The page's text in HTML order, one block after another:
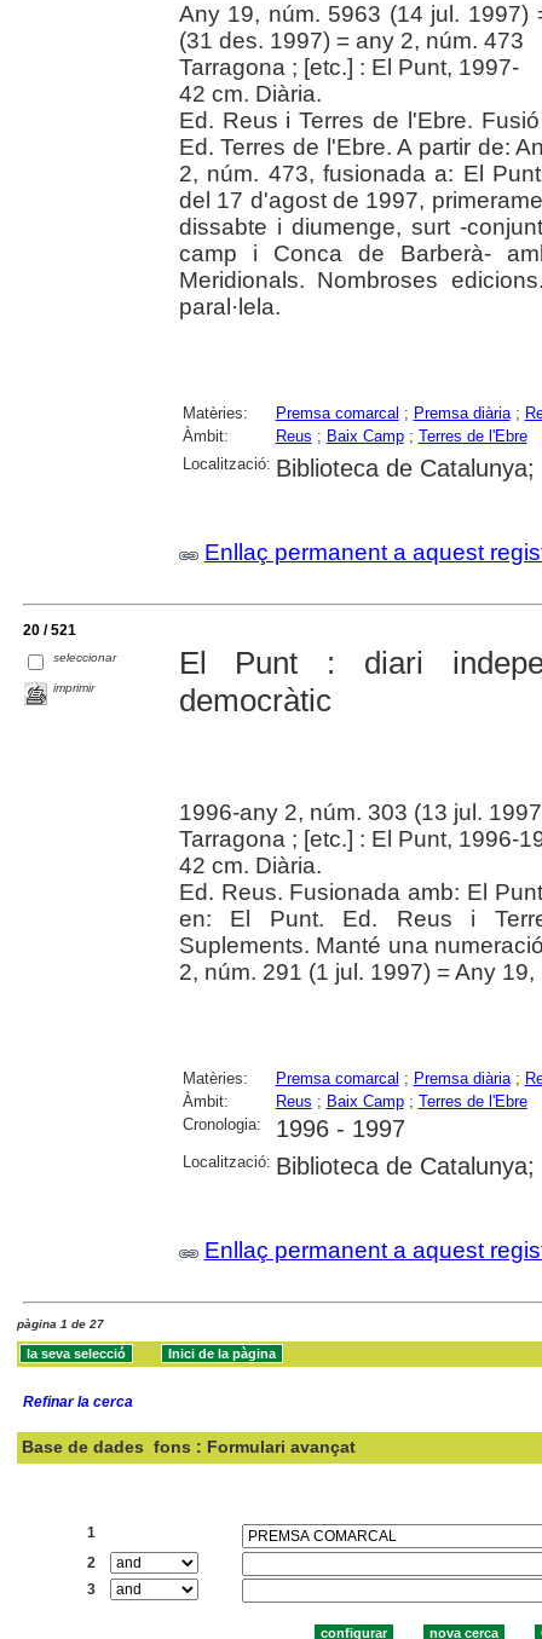
Any 19, núm. 5963 (14 jul. 1997)
(31 des. 1997) = any 2, núm. 473
Tarragona ; [etc.] : El Punt, 1997-
42 cm. Diària.
Ed. Reus i Terres de l'Ebre.
Ed. Terres de l'Ebre. A partir de:
2, núm. 473, fusionada a: El
del 17 d'agost de 1997,
dissabte i diumenge, surt -
camp i Conca de Barberà-
Meridionals. Nombroses
paral·lela.
Matèries: Premsa comarcal ; Premsa diària;
Àmbit:
Reus ; Baix Camp; Terres de l'Ebre
Localització: Biblioteca de
Enllaç permanent a aquest
20 / 521
seleccionar
imprimir
El Punt : diari
democràtic
1996-any 2, núm. 303 (13 jul.
Tarragona ; [etc.] : El Punt, 1996-
42 cm. Diària.
Ed. Reus. Fusionada amb: El
en: El Punt. Ed. Reus i
Suplements. Manté una
2, núm. 291 (1 jul. 1997) = Any
Matèries: Premsa comarcal ; Premsa diària;
Àmbit:
Reus ; Baix Camp; Terres de l'Ebre
Cronologia:
1996 - 1997
Localització: Biblioteca de
Enllaç permanent a aquest
pàgina 1 de 27
Refinar la cerca
Base de dades fons : Formulari avançat
1
2
3